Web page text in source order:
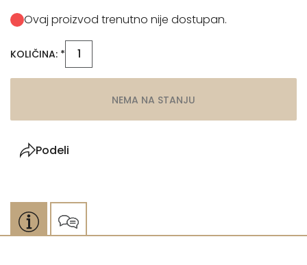
Ovaj proizvod trenutno nije dostupan.
KOLIČINA: *
NEMA NA STANJU
Podeli